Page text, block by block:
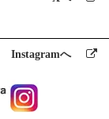
Instagramへ